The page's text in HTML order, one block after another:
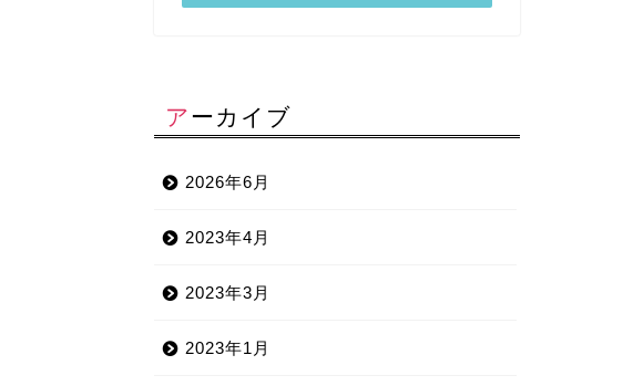
アーカイブ
2026年6月
2023年4月
2023年3月
2023年1月